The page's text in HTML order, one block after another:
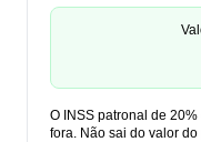
O INSS patronal de
fora. Não sai do valor do